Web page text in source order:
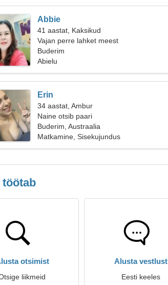
Abbie
41 aastat, Kaksikud
Vajan perre lahket meest
Buderim
Abielu
Erin
34 aastat, Ambur
Naine otsib paari
Buderim, Austraalia
Matkamine, Sisekujundus
töötab
otsimist
liikmeid
Alusta vestlust
Eesti keeles